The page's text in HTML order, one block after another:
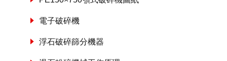
電子破碎機
浮石破碎篩分機器